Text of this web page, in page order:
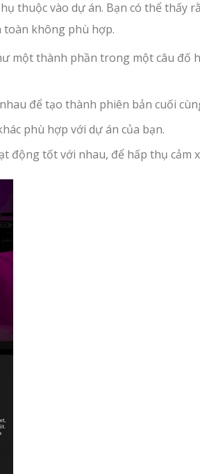
thuộc vào dự án. Bạn có thể thấy
không phù hợp.
một thành phần trong một câu đố
để tạo thành phiên bản cuối
phù hợp với dự án của bạn.
động tốt với nhau, để hấp thụ cảm